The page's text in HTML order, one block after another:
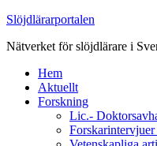
Slöjdlärarportalen
Nätverket för slöjdlärare i
Hem
Aktuellt
Forskning
Lic.-